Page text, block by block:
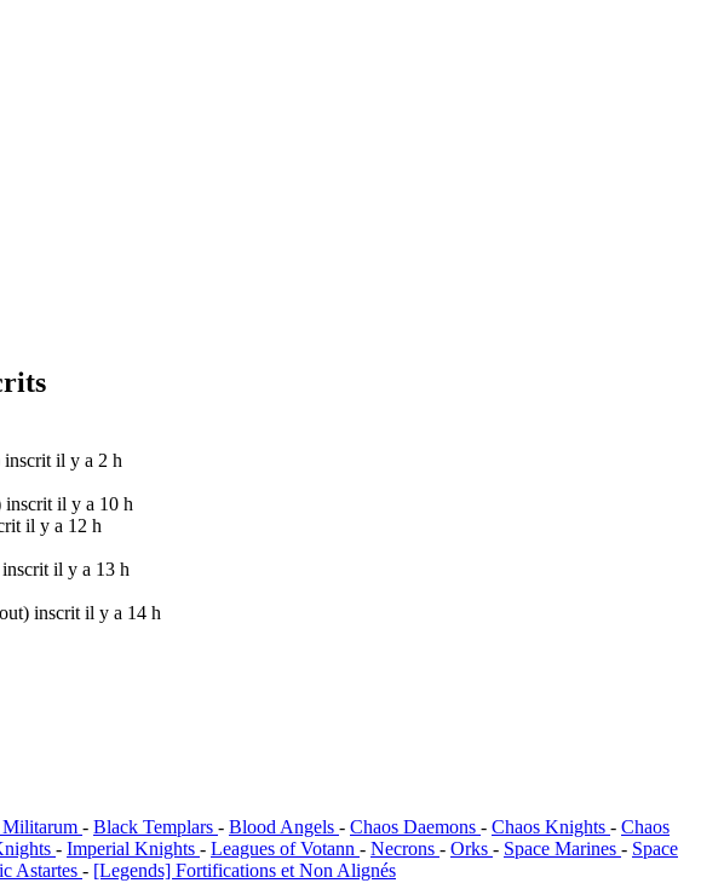
inscrit il y a 2 h
inscrit il y a 10 h
il y a 12 h
inscrit il y a 13 h
inscrit il y a 14 h
- Black Templars - Blood Angels - Chaos Daemons - Chaos Knights - Chaos
- Imperial Knights - Leagues of Votann - Necrons - Orks - Space Marines - Space
Astartes - [Legends] Fortifications et Non Alignés